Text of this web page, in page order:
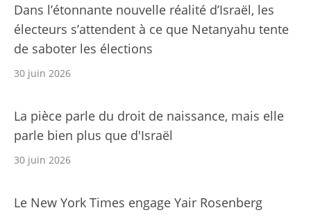
Dans l’étonnante nouvelle réalité d’Israël, les
électeurs s’attendent à ce que Netanyahu tente
de saboter les élections
30 juin 2026
La pièce parle du droit de naissance, mais elle
parle bien plus que d'Israël
30 juin 2026
Le New York Times engage Yair Rosenberg